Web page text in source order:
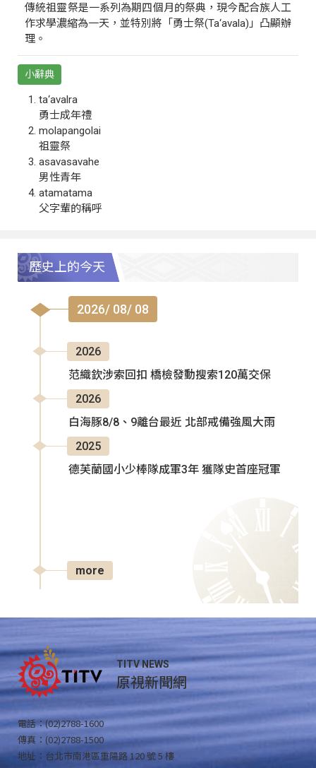
傳統祖靈祭是一系列為期四個月的祭典，現今配合族人工
作求學濃縮為一天，並特別將「勇士祭(Ta‘avala)」凸顯辦
理。
小辭典
ta‘avalra
勇士成年禮
molapangolai
祖靈祭
asavasavahe
男性青年
atamatama
父字輩的稱呼
歷史上的今天
2026/ 08/ 08
2026
范織欽涉索回扣 橋檢發動搜索120萬交保
2026
白海豚8/8、9離台最近 北部戒備強風大雨
2025
德芙蘭國小少棒隊成軍3年 獲隊史首座冠軍
more
TITV NEWS
原視新聞網
電話：(02)2788-1600
傳真：(02)2788-1500
地址：台北市南港區重陽路 120 號 5 樓